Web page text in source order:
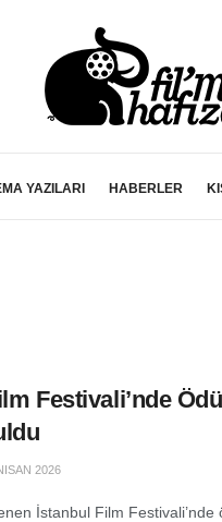
YAZILARI HABERLER
Festivali’nde
2026
İstanbul Film